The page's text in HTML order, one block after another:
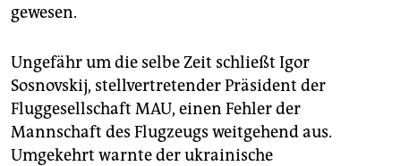
gewesen.
Ungefähr um die selbe Zeit schließt Igor
Sosnovskij, stellvertretender Präsident der
Fluggesellschaft MAU, einen Fehler der
Mannschaft des Flugzeugs weitgehend aus.
Umgekehrt warnte der ukrainische